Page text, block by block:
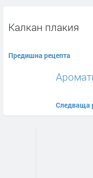
Калкан плакия
Предишна рецепта
Следваща